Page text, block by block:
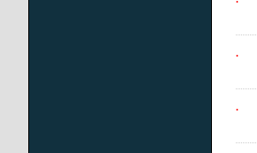
.
.